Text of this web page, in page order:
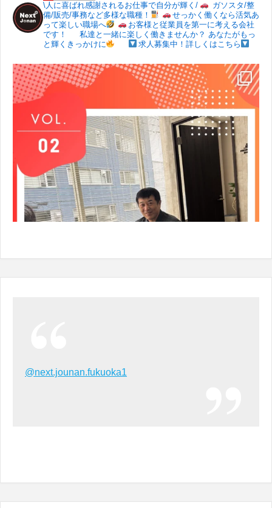
\人に喜ばれ感謝されるお仕事で自分が輝く/
ガソスタ/整
備/販売/事務など多様な職種！
せっかく働くなら活気あ
って楽しい職場へ
お客様と従業員を第一に考える会社
です！
私達と一緒に楽しく働きませんか？ あなたがもっ
と輝くきっかけに
求人募集中！詳しくはこちら
@next.jounan.fukuoka1